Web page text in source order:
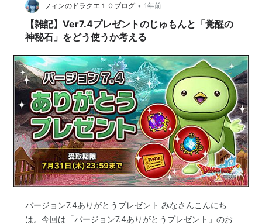
ては使用期限が無いので受け取りはいつでもよかったん
ですが覚醒の神秘石について…
フィンのドラクエ１０ブログ • 1年前
【雑記】Ver7.4プレゼントのじゅもんと「覚醒の
神秘石」をどう使うか考える
バージョン7.4ありがとうプレゼント みなさんこんにち
は。今回は「バージョン7.4ありがとうプレゼント」のお